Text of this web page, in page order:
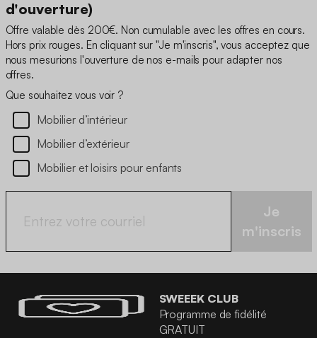
d'ouverture)
Offre valable dès 200€. Non cumulable avec les offres en cours.
Hors prix rouges. En cliquant sur "Je m'inscris", vous acceptez que
nous mesurions l'ouverture de nos e-mails pour adapter nos
offres.
Que souhaitez vous voir ?
Mobilier d’intérieur
Mobilier d’extérieur
Mobilier et loisirs pour enfants
Je
m'inscris
SWEEEK CLUB
Programme de fidélité
GRATUIT